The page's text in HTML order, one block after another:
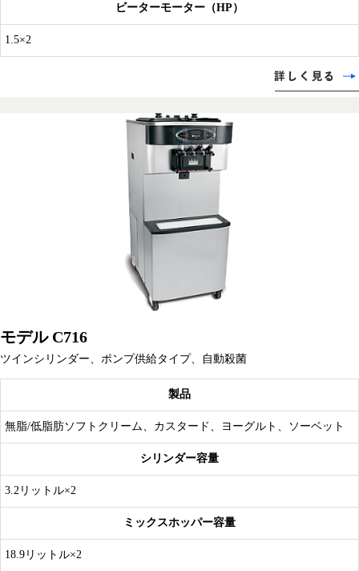
ビーターモーター（HP）
1.5×2
モデル C716
ツインシリンダー、ポンプ供給タイプ、自動殺菌
製品
無脂/低脂肪ソフトクリーム、カスタード、ヨーグルト、ソーベット
シリンダー容量
3.2リットル×2
ミックスホッパー容量
18.9リットル×2